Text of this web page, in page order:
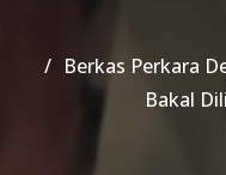
Berkas Perkara
Bakal